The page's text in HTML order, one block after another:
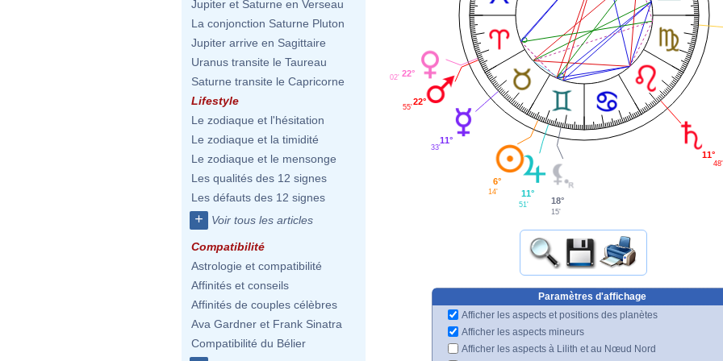
Jupiter et Saturne en Verseau
La conjonction Saturne Pluton
Jupiter arrive en Sagittaire
Uranus transite le Taureau
Saturne transite le Capricorne
Lifestyle
Le zodiaque et l'hésitation
Le zodiaque et la timidité
Le zodiaque et le mensonge
Les qualités des 12 signes
Les défauts des 12 signes
+ Voir tous les articles
Compatibilité
Astrologie et compatibilité
Affinités et conseils
Affinités de couples célèbres
Ava Gardner et Frank Sinatra
Compatibilité du Bélier
22°
02'
22°
55'
11°
33'
6°
14' 11°
51' 18°
15'
11°
48'
Paramètres d'affichage
Afficher les aspects et positions des planètes
Afficher les aspects mineurs
Afficher les aspects à Lilith et au Nœud Nord